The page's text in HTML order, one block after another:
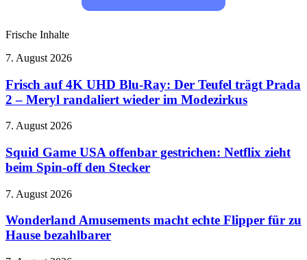
Frische Inhalte
Frisch
4K
UHD
Blu-
Der
trägt
Prada
–
randaliert
wieder
im
7. August 2026
Frisch auf 4K UHD Blu-Ray: Der Teufel trägt Prada
2 – Meryl randaliert wieder im Modezirkus
Squid
USA
offenbar
gestrichen:
zieht
Spin-
off
7. August 2026
Squid Game USA offenbar gestrichen: Netflix zieht
beim Spin-off den Stecker
Wonderland
macht
echte
Flipper
7. August 2026
Wonderland Amusements macht echte Flipper für zu
Hause bezahlbarer